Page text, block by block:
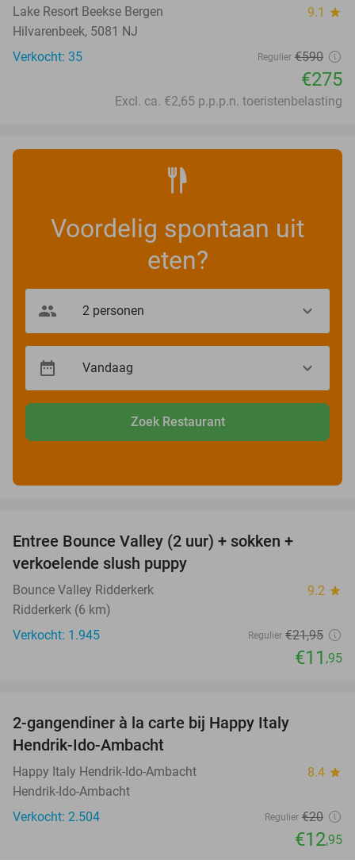
Lake Resort Beekse Bergen 9.1 star
Hilvarenbeek, 5081 NJ
Verkocht: 35
Regulier €590
€275
Excl. ca. €2,65 p.p.p.n. toeristenbelasting
Voordelig spontaan uit
eten?
Zoek Restaurant
Entree Bounce Valley (2 uur) + sokken +
verkoelende slush puppy
Bounce Valley Ridderkerk 9.2 star
Ridderkerk (6 km)
Verkocht: 1.945
Regulier €21,95
€11 ,95
2-gangendiner à la carte bij Happy Italy
Hendrik-Ido-Ambacht
Happy Italy Hendrik-Ido-Ambacht 8.4 star
Hendrik-Ido-Ambacht
Verkocht: 2.504
Regulier €20
€12,95